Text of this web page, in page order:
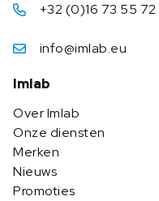
+32 (0)16 73 55 72
info@imlab.eu
Imlab
Over Imlab
Onze diensten
Merken
Nieuws
Promoties